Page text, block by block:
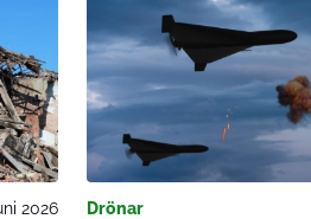
2026 Drönar